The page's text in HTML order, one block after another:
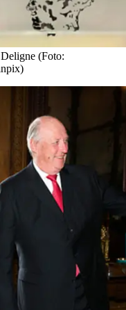
(Foto: